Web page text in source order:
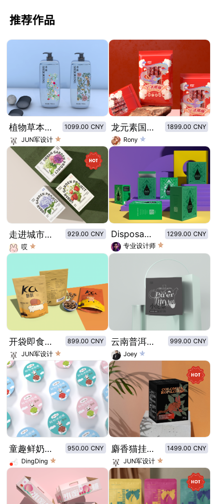
推荐作品
植物草本花香洗发水
1099.00 CNY
JUN军设计
龙元素国潮港式腊肠包装设计
1899.00 CNY
Rony
走进城市花园计划·植物种植套装
929.00 CNY
哎
Disposable tattoo needle packaging box visual design
1299.00 CNY
专业设计师
开袋即食坚果包系列
899.00 CNY
JUN军设计
云南普洱托茶包装设计
999.00 CNY
Joey
童趣鲜奶冰淇淋包装
950.00 CNY
DingDing
麝香猫挂耳式咖啡猫屎咖啡
1499.00 CNY
JUN军设计